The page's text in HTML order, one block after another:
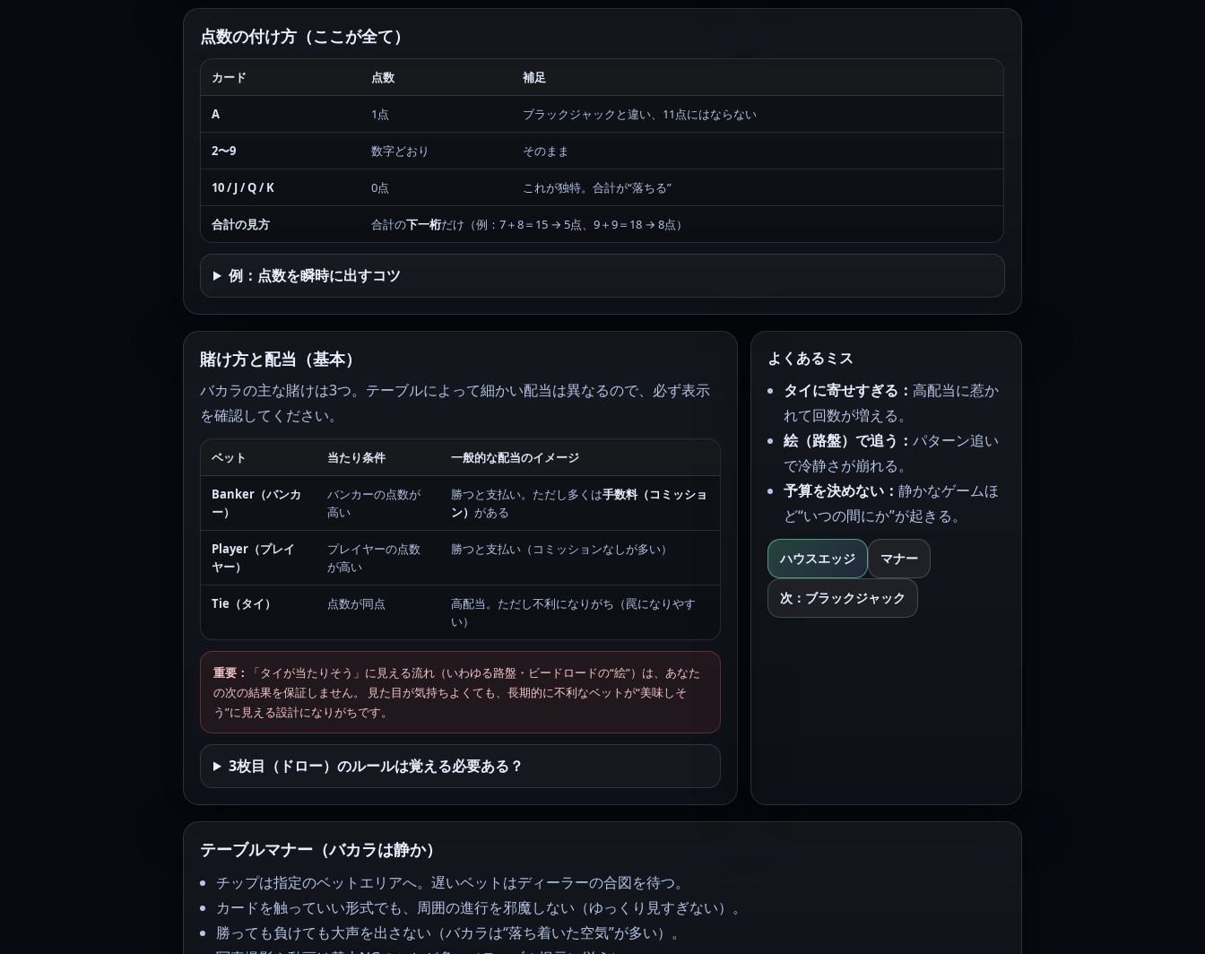
点数の付け方（ここが全て）
カード 点数 補足
A 1点 ブラックジャックと違い、11点にはならない
2〜9 数字どおり そのまま
10 / J / Q / K 0点 これが独特。合計が“落ちる”
合計の見方 合計の下一桁だけ（例：7＋8＝15 → 5点、9＋9＝18 → 8点）
例：点数を瞬時に出すコツ
賭け方と配当（基本）
バカラの主な賭けは3つ。テーブルによって細かい配当は異なるので、必ず表示
を確認してください。
ベット 当たり条件 一般的な配当のイメージ
Banker（バンカ
ー）
バンカーの点数が
高い
勝つと支払い。ただし多くは手数料（コミッショ
ン） がある
Player（プレイ
ヤー）
プレイヤーの点数
が高い
勝つと支払い（コミッションなしが多い）
Tie（タイ） 点数が同点
高配当。ただし不利になりがち（罠になりやす
い）
重要：
「タイが当たりそう」に見える流れ（いわゆる路盤・ビードロードの“絵”）は、あなた
の次の結果を保証しません。 見た目が気持ちよくても、長期的に不利なベットが“美味しそ
う”に見える設計になりがちです。
3枚目（ドロー）のルールは覚える必要ある？
よくあるミス
タイに寄せすぎる：高配当に惹か
れて回数が増える。
絵（路盤）で追う：パターン追い
で冷静さが崩れる。
予算を決めない：静かなゲームほ
ど“いつの間にか”が起きる。
ハウスエッジ マナー
次：ブラックジャック
テーブルマナー（バカラは静か）
チップは指定のベットエリアへ。遅いベットはディーラーの合図を待つ。
カードを触っていい形式でも、周囲の進行を邪魔しない（ゆっくり見すぎない）。
勝っても負けても大声を出さない（バカラは“落ち着いた空気”が多い）。